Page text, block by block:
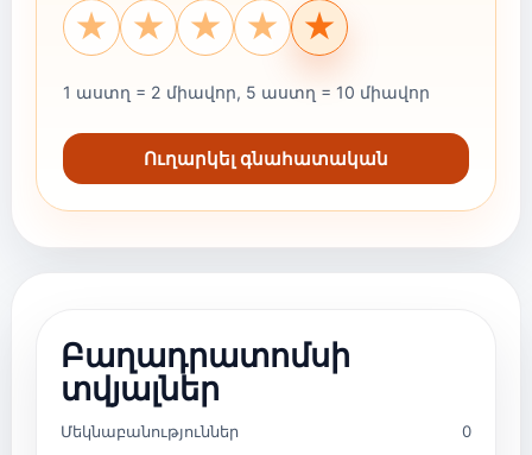
★
★
★
★
★
1 աստղ = 2 միավոր, 5 աստղ = 10 միավոր
Ուղարկել գնահատական
Բաղադրատոմսի
տվյալներ
Մեկնաբանություններ
0